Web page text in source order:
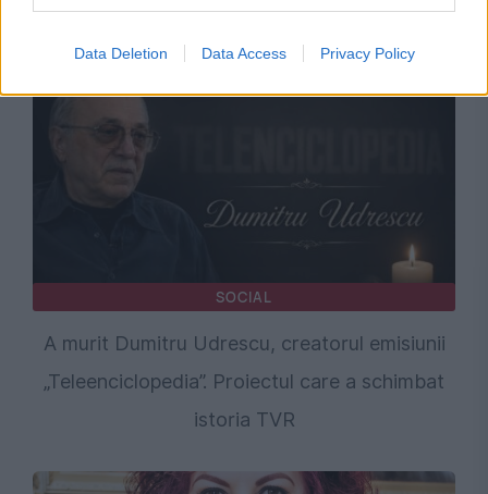
Data Deletion Data Access Privacy Policy
SOCIAL
A murit Dumitru Udrescu, creatorul emisiunii
„Teleenciclopedia”. Proiectul care a schimbat
istoria TVR